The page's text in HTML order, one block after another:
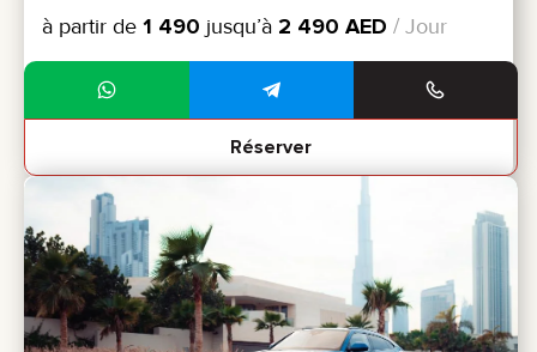
à partir de 1 490 jusqu’à 2 490 AED / Jour
Réserver